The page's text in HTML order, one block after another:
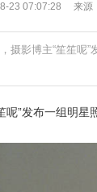
23 07:07:28 来源
影博主“笙笙呢”
”发布一组明星